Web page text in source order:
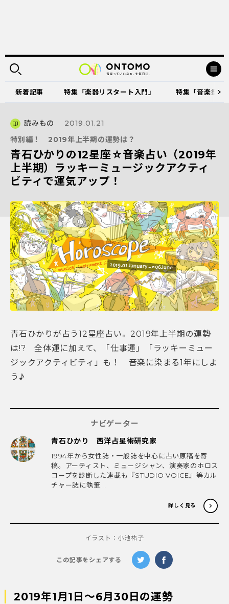
新着記事 特集「楽器リスタート入門」 特集「音楽祭
読みもの
2019.01.21
特別編！ 2019年上半期の運勢は？
青石ひかりの12星座☆音楽占い（2019年
上半期）ラッキーミュージックアクティ
ビティで運気アップ！
青石ひかりが占う12星座占い。2019年上半期の運勢
は!? 全体運に加えて、「仕事運」「ラッキーミュー
ジックアクティビティ」も！ 音楽に染まる1年にしよ
う♪
ナビゲーター
青石ひかり 西洋占星術研究家
1994年から女性誌・一般誌を中心に占い原稿を寄
稿。アーティスト、ミュージシャン、演奏家のホロス
コープを診断した連載も『STUDIO VOICE』等カル
チャー誌に執筆...
詳しく見る
イラスト：小池祐子
この記事をシェアする
2019年1月1日～6月30日の運勢